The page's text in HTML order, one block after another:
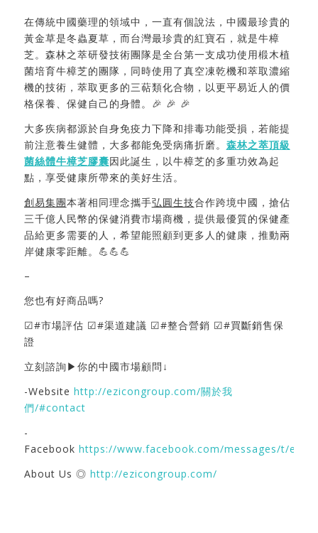
在傳統中國藥理的領域中，一直有個說法，中國最珍貴的
黃金草是冬蟲夏草，而台灣最珍貴的紅寶石，就是牛樟
芝。森林之萃研發技術團隊是全台第一支成功使用椴木植
菌培育牛樟芝的團隊，同時使用了真空凍乾機和萃取濃縮
機的技術，萃取更多的三萜類化合物，以更平易近人的價
格保養、保健自己的身體。🎉 🎉 🎉
大多疾病都源於自身免疫力下降和排毒功能受損，若能提
前注意養生健體，大多都能免受病痛折磨。 森林之萃頂級
菌絲體牛樟芝膠囊因此誕生，以牛樟芝的多重功效為起
點，享受健康所帶來的美好生活。
創易集團本著相同理念攜手弘圓生技合作跨境中國，搶佔
三千億人民幣的保健消費市場商機，提供最優質的保健產
品給更多需要的人，希望能照顧到更多人的健康，推動兩
岸健康零距離。💪💪💪
–
您也有好商品嗎?
☑#市場評估 ☑#渠道建議 ☑#整合營銷 ☑#買斷銷售保
證
立刻諮詢▶你的中國市場顧問↓
-Website http://ezicongroup.com/關於我
們/#contact
-
Facebook https://www.facebook.com/messages/t/
About Us ◎ http://ezicongroup.com/